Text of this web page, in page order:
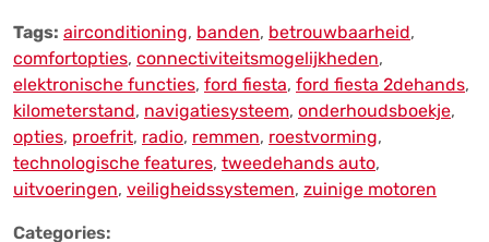
Tags: airconditioning, banden, betrouwbaarheid,
comfortopties, connectiviteitsmogelijkheden,
elektronische functies, ford fiesta, ford fiesta 2dehands,
kilometerstand, navigatiesysteem, onderhoudsboekje,
opties, proefrit, radio, remmen, roestvorming,
technologische features, tweedehands auto,
uitvoeringen, veiligheidssystemen, zuinige motoren
Categories: